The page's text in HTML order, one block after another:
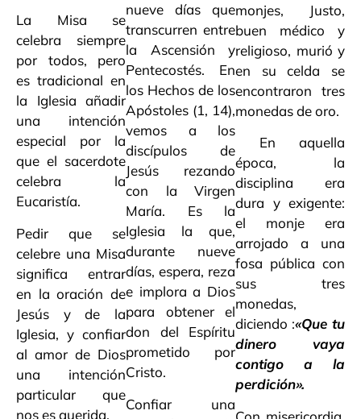
La Misa se
celebra siempre
por todos, pero
es tradicional en
la Iglesia añadir
una intención
especial por la
que el sacerdote
celebra la
Eucaristía.
Pedir que se
celebre una Misa
significa entrar
en la oración de
Jesús y de la
Iglesia, y confiar
al amor de Dios
una intención
particular que
nos es querida.
nueve días que
transcurren entre
la Ascensión y
Pentecostés. En
los Hechos de los
Apóstoles (1, 14),
vemos a los
discípulos de
Jesús rezando
con la Virgen
María. Es la
Iglesia la que,
durante nueve
días, espera, reza
e implora a Dios
para obtener el
don del Espíritu
prometido por
Cristo.
Confiar una
monjes, Justo,
buen médico y
religioso, murió y
en su celda se
encontraron tres
monedas de oro.
En aquella
época, la
disciplina era
dura y exigente:
el monje era
arrojado a una
fosa pública con
sus tres
monedas,
diciendo :«Que tu
dinero vaya
contigo a la
perdición».